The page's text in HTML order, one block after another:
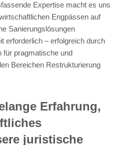
Expertise macht es uns
Engpässen auf
Sanierungslösungen
erforderlich – erfolgreich durch
für pragmatische und
Bereichen Restrukturierung
Erfahrung,
juristische